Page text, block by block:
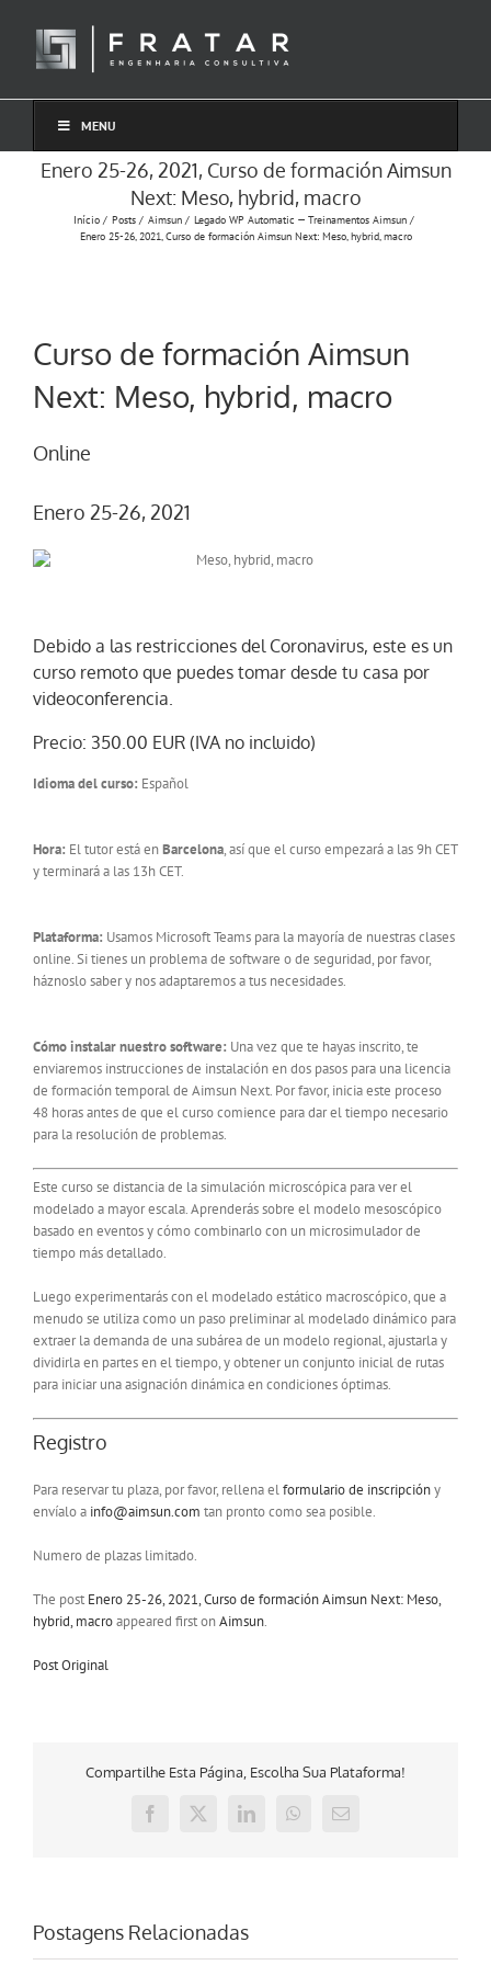
conteúdo
MENU
Enero 25-26, 2021, Curso de formación Aimsun
Next: Meso, hybrid, macro
Início Posts Aimsun
Legado WP Automatic — Treinamentos Aimsun
Enero 25-26, 2021, Curso de formación Aimsun Next: Meso, hybrid, macro
Curso de formación Aimsun
Next: Meso, hybrid, macro
Online
Enero 25-26, 2021
Debido a las restricciones del Coronavirus, este es un
curso remoto que puedes tomar desde tu casa por
videoconferencia.
Precio: 350.00 EUR (IVA no incluido)
Idioma del curso: Español
Hora: El tutor está enBarcelona, así que el curso empezará a las 9h CET
y terminará a las 13h CET.
Plataforma: Usamos Microsoft Teams para la mayoría de nuestras clases
online. Si tienes un problema de software o de seguridad, por favor,
háznoslo saber y nos adaptaremos a tus necesidades.
Cómo instalar nuestro software: Una vez que te hayas inscrito, te
enviaremos instrucciones de instalación en dos pasos para una licencia
de formación temporal de Aimsun Next. Por favor, inicia este proceso
48 horas antes de que el curso comience para dar el tiempo necesario
para la resolución de problemas.
Este curso se distancia de la simulación microscópica para ver el
modelado a mayor escala. Aprenderás sobre el modelo mesoscópico
basado en eventos y cómo combinarlo con un microsimulador de
tiempo más detallado.
Luego experimentarás con el modelado estático macroscópico, que a
menudo se utiliza como un paso preliminar al modelado dinámico para
extraer la demanda de una subárea de un modelo regional, ajustarla y
dividirla en partes en el tiempo, y obtener un conjunto inicial de rutas
para iniciar una asignación dinámica en condiciones óptimas.
Registro
Para reservar tu plaza, por favor, rellena elformulario de inscripcióny
envíalo a info@aimsun.com tan pronto como sea posible.
Numero de plazas limitado.
The post Enero 25-26, 2021, Curso de formación Aimsun Next: Meso,
hybrid, macroappeared first onAimsun.
Post Original
Compartilhe Esta Página, Escolha Sua Plataforma!
Facebook
X LinkedInWhatsApp
E-
Postagens Relacionadas